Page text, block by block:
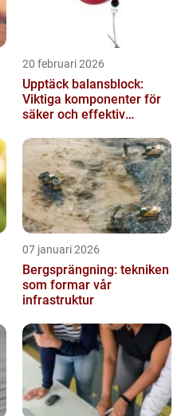
20 februari 2026
Upptäck balansblock:
Viktiga komponenter för
säker och effektiv
07 januari 2026
Bergsprängning: tekniken
som formar vår
infrastruktur